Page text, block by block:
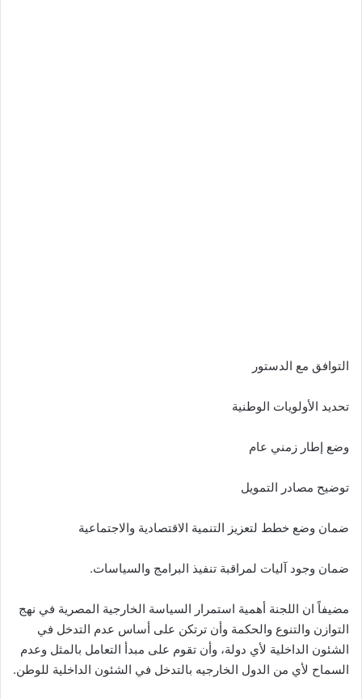
التوافق مع الدستور
تحديد الأولويات الوطنية
وضع إطار زمني عام
توضيح مصادر التمويل
ضمان وضع خطط لتعزيز التنمية الاقتصادية والاجتماعية
ضمان وجود آليات لمراقبة تنفيذ البرامج والسياسات.
مضيفاً ان اللجنة أهمية استمرار السياسة الخارجية المصرية في نهج
التوازن والتنوع والحكمة وأن ترتكن على أساس عدم التدخل في
الشئون الداخلية لأي دولة، وأن تقوم على مبدأ التعامل بالمثل وعدم
السماح لأي من الدول الخارجيه بالتدخل في الشئون الداخلية للوطن.